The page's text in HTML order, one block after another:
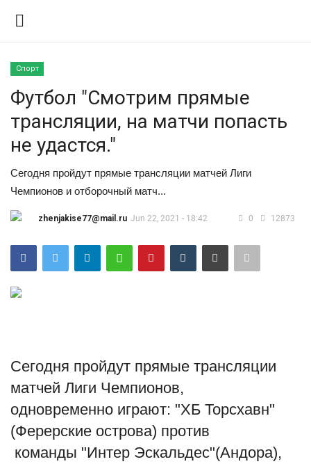
Контакты
Правила размещения
Политика
Технологии
Спорт
Недвижимость
Авто
Здоровье
Спорт
Футбол "Смотрим прямые
трансляции, на матчи попасть
не удастся."
Сегодня пройдут прямые трансляции матчей Лиги
Чемпионов и отборочный матч...
zhenjakise77@mail.ru Jun 22, 2021 - 18:42 0 12873
Сегодня пройдут прямые трансляции
матчей Лиги Чемпионов,
одновременно играют: "ХБ Торсхавн"
(Ферерские острова) против
команды "Интер Эскальдес"(Андора),